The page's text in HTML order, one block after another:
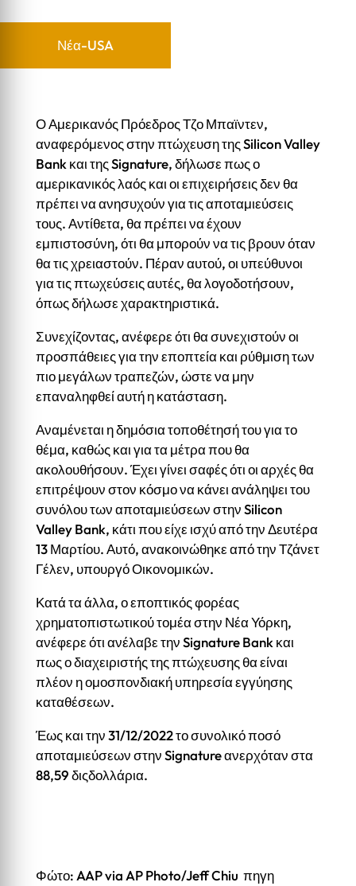
Νέα-USA
Ο Αμερικανός Πρόεδρος Τζο Μπαϊντεν,
αναφερόμενος στην πτώχευση της Silicon Valley
Bank και της Signature, δήλωσε πως ο
αμερικανικός λαός και οι επιχειρήσεις δεν θα
πρέπει να ανησυχούν για τις αποταμιεύσεις
τους. Αντίθετα, θα πρέπει να έχουν
εμπιστοσύνη, ότι θα μπορούν να τις βρουν όταν
θα τις χρειαστούν. Πέραν αυτού, οι υπεύθυνοι
για τις πτωχεύσεις αυτές, θα λογοδοτήσουν,
όπως δήλωσε χαρακτηριστικά.
Συνεχίζοντας, ανέφερε ότι θα συνεχιστούν οι
προσπάθειες για την εποπτεία και ρύθμιση των
πιο μεγάλων τραπεζών, ώστε να μην
επαναληφθεί αυτή η κατάσταση.
Αναμένεται η δημόσια τοποθέτησή του για το
θέμα, καθώς και για τα μέτρα που θα
ακολουθήσουν. Έχει γίνει σαφές ότι οι αρχές θα
επιτρέψουν στον κόσμο να κάνει ανάληψει του
συνόλου των αποταμιεύσεων στην Silicon
Valley Bank, κάτι που είχε ισχύ από την Δευτέρα
13 Μαρτίου. Αυτό, ανακοινώθηκε από την Τζάνετ
Γέλεν, υπουργό Οικονομικών.
Κατά τα άλλα, ο εποπτικός φορέας
χρηματοπιστωτικού τομέα στην Νέα Υόρκη,
ανέφερε ότι ανέλαβε την Signature Bank και
πως ο διαχειριστής της πτώχευσης θα είναι
πλέον η ομοσπονδιακή υπηρεσία εγγύησης
καταθέσεων.
Έως και την 31/12/2022 το συνολικό ποσό
αποταμιεύσεων στην Signature ανερχόταν στα
88,59 διςδολλάρια.
Φώτο: AAP via AP Photo/Jeff Chiu πηγη